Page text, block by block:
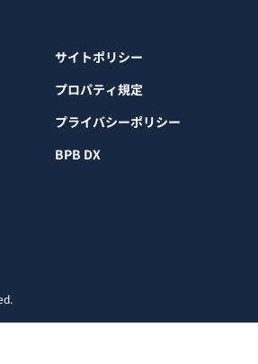
サイトポリシー
プロパティ規定
プライバシーポリシー
BPB DX